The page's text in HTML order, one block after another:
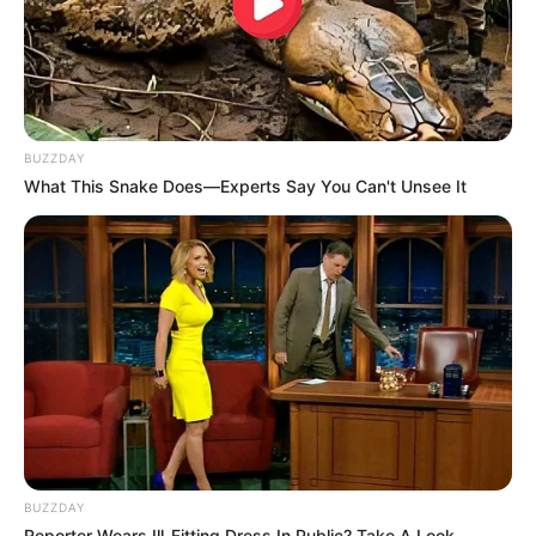
ΚΑΙ ΕΠΕΙΔΗ ΕΙΝΑΙ Η ΕΠΟΧΗ ΤΗΣ ΑΝΕΛΛΙΞΗΣ ΓΙΑ ΟΛΟΥΣ
BUZZDAY
What This Snake Does—Experts Say You Can't Unsee It
BUZZDAY